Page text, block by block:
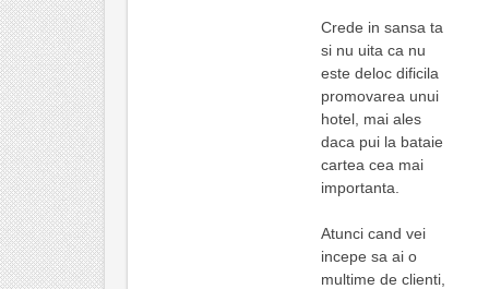
Crede in sansa ta
si nu uita ca nu
este deloc dificila
promovarea unui
hotel, mai ales
daca pui la bataie
cartea cea mai
importanta.
Atunci cand vei
incepe sa ai o
multime de clienti,